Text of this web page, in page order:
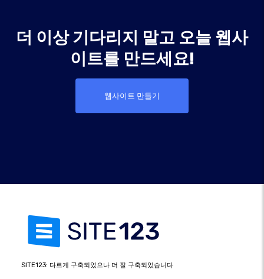
더 이상 기다리지 말고 오늘 웹사
이트를 만드세요!
웹사이트 만들기
SITE123: 다르게 구축되었으나 더 잘 구축되었습니다